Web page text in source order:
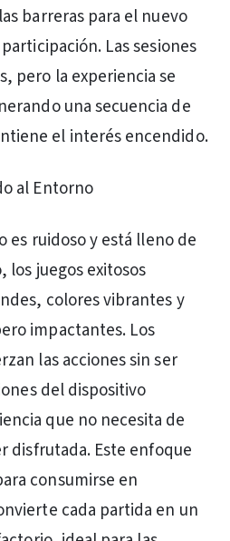
barreras para el nuevo
Las sesiones
pero la experiencia se
una secuencia de
el interés encendido.
al Entorno
es ruidoso y está lleno de
los juegos exitosos
colores vibrantes y
impactantes. Los
las acciones sin ser
del dispositivo
que no necesita de
disfrutada. Este enfoque
consumirse en
cada partida en un